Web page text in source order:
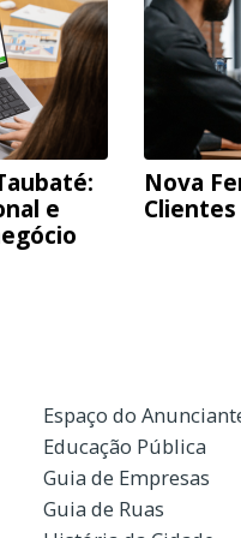
e
Nova
Clientes
Espaço do
Educação Pública
Guia de Empresas
Guia de Ruas